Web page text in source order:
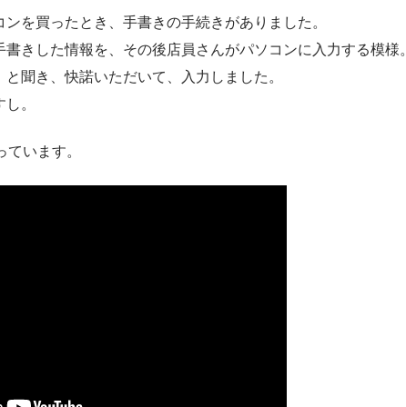
を買ったとき、手書きの手続きがありました。
きした情報を、その後店員さんがパソコンに入力する模様。
と聞き、快諾いただいて、入力しました。
。
います。